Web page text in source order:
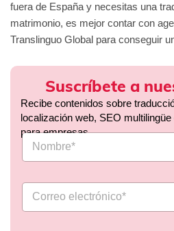
fuera de España y necesitas una
matrimonio, es mejor contar con
Translinguo Global para conseguir
Suscríbete a
Recibe contenidos sobre
localización web, SEO
para empresas.